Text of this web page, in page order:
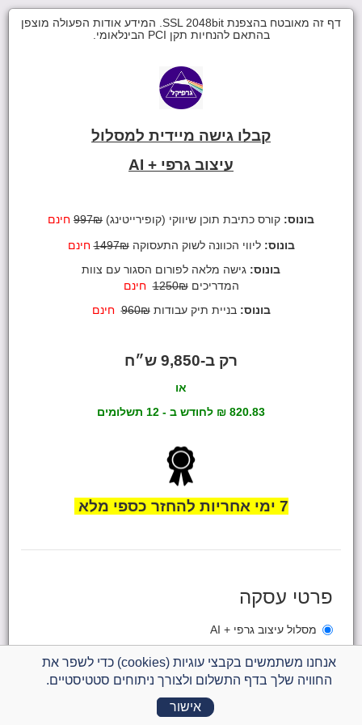
דף זה מאובטח בהצפנת SSL 2048bit. המידע אודות הפעולה מוצפן
בהתאם להנחיות תקן PCI הבינלאומי.
קבלו גישה מיידית למסלול
עיצוב גרפי + AI
בונוס: קורס כתיבת תוכן שיווקי (קופירייטינג) 997₪ חינם
בונוס: ליווי הכוונה לשוק התעסוקה 1497₪
חינם
בונוס: גישה מלאה לפורום הסגור עם צוות
המדריכים
1250₪
חינם
בונוס:בניית תיק עבודות 960₪ חינם
רק ב-9,850 ש״ח
או
820.83 ₪ לחודש
ב - 12 תשלומים
7 ימי אחריו ת להחזר כספי מלא
פרטי עסקה
מסלול עיצוב גרפי + AI
מספר תשלומים
9,850.00 ₪
אנחנו משתמשים בקבצי עוגיות (cookies) כדי לשפר את
החוויה שלך בדף התשלום ולצורך ניתוחים סטטיסטיים.